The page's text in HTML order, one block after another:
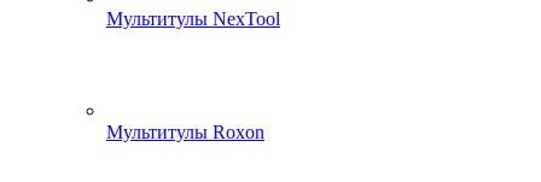
Мультитулы NexTool
Мультитулы Roxon